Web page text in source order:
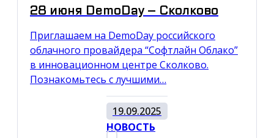
28 июня DemoDay – Сколково
Приглашаем на DemoDay российского
облачного провайдера “Софтлайн Облако”
в инновационном центре Сколково.
Познакомьтесь с лучшими…
19.09.2025
НОВОСТЬ